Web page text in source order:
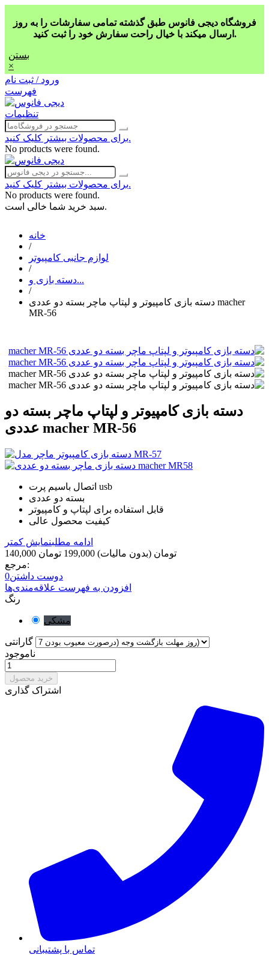
فروشگاه دیجی فانوس طبق گذشته تمامی سفارشات را به روز
ارسال میکند با خیال راحت سفارش خود را ثبت کنید.
بستن
×
ورود / ثبت نام
فهرست
تنظیمات
برای محصولات بیشتر کلیک کنید.
No products were found.
برای محصولات بیشتر کلیک کنید.
No products were found.
سبد خرید شما خالی است.
خانه
/
لوازم جانبی کامپیوتر
/
دسته بازی و...
/
دسته بازی کامپیوتر و لپتاپ ماچر بسته دو عددی macher
MR-56
دسته بازی کامپیوتر و لپتاپ ماچر بسته دو
عددی macher MR-56
اتصال باسیم پرت usb
قابل استفاده برای لپتاپ و کامپیوتر
کیفیت محصول عالی
ادامه مطلبنمایش کمتر
140,000 تومان (بدون مالیات) 199,000 تومان
مرجع:
دوست داشتن0
افزودن به فهرست علاقه‌مندی‌ها
رنگ
مشکی
گارانتی
ناموجود
خرید محصول
اشتراک گذاری
تماس با پشتیبانی